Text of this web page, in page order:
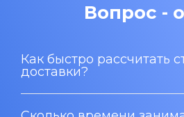
Вопрос -
Как быстро рассчитать
доставки?